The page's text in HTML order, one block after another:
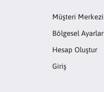
Müşteri Merkezi
Bölgesel Ayarlar
Hesap Oluştur
Giriş